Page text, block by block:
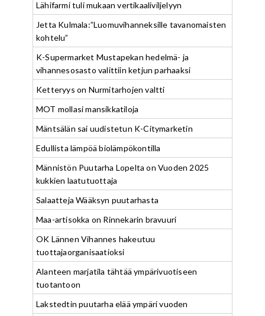
Lähifarmi tuli mukaan vertikaaliviljelyyn
Jetta Kulmala:”Luomuvihanneksille tavanomaisten
kohtelu”
K-Supermarket Mustapekan hedelmä- ja
vihannesosasto valittiin ketjun parhaaksi
Ketteryys on Nurmitarhojen valtti
MOT mollasi mansikkatiloja
Mäntsälän sai uudistetun K-Citymarketin
Edullista lämpöä biolämpökontilla
Männistön Puutarha Lopelta on Vuoden 2025
kukkien laatutuottaja
Salaatteja Wääksyn puutarhasta
Maa-artisokka on Rinnekarin bravuuri
OK Lännen Vihannes hakeutuu
tuottajaorganisaatioksi
Alanteen marjatila tähtää ympärivuotiseen
tuotantoon
Lakstedtin puutarha elää ympäri vuoden